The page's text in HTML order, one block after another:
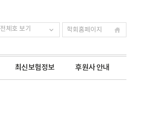
전체호 보기 학회홈페이지
최신보험정보 후원사 안내